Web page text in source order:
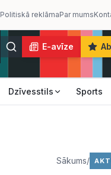
Politiskā reklāmaPar mums
E-avīze
Dzīvesstils Sports
Sākums/